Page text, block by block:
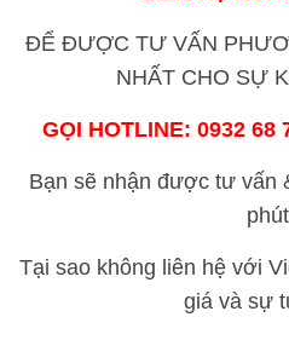
ĐỂ ĐƯỢC TƯ VẤN
NHẤT CHO SỰ
GỌI HOTLINE: 0932 68
Bạn sẽ nhận được tư vấn
Tại sao không liên hệ với
giá và sự